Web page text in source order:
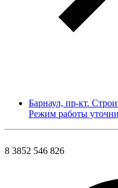
Барнаул, пр-кт.
Режим работы
8 3852 546 826